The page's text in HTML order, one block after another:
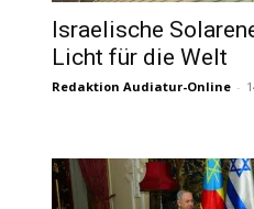
Israelische
Licht für die Welt
Redaktion Audiatur-Online -